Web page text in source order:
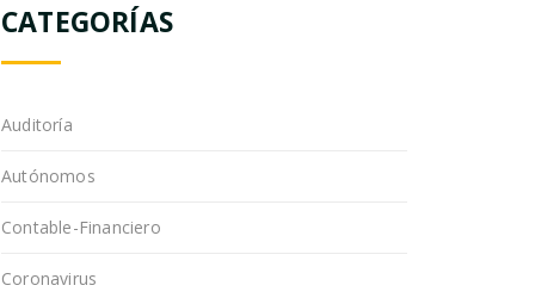
CATEGORÍAS
Auditoría
Autónomos
Contable-Financiero
Coronavirus